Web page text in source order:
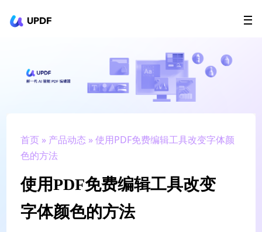
UPDF
AI Agents
政企采购
升级会员
首页 » 产品动态 » 使用PDF免费编辑工具改变字体颜
色的方法
使用PDF免费编辑工具改变
字体颜色的方法